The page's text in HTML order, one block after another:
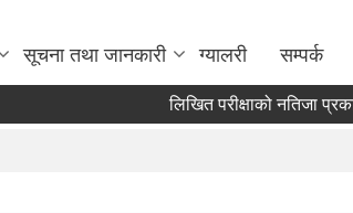
सूचना तथा जानकारी ग्यालरी सम्पर्क
लिखित परीक्षाको नतिजा प्रकाशन